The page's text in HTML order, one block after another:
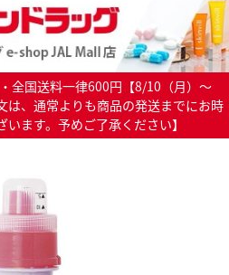
全国送料一律600円【8/10（月）～
、通常よりも商品の発送までにお時
ます。予めご了承ください】